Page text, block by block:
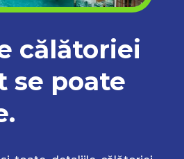
călătoriei
se poate